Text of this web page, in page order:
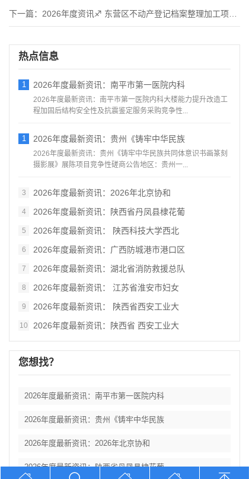
下一篇： 2026年度资讯♐ 东营区不动产登记档案整理加工项目竞争性磋
热点信息
1 2026年度最新资讯：南平市第一医院内科
2026年度最新资讯：南平市第一医院内科大楼能力提升改造工
程加固后结构安全性及抗震鉴定服务采购竞争性...
1 2026年度最新资讯：贵州《铸牢中华民族
2026年度最新资讯：贵州《铸牢中华民族共同体意识书画篆刻
摄影展》展陈项目竞争性磋商公告地区：贵州一...
3 2026年度最新资讯：2026年北京协和
4 2026年度最新资讯：陕西省丹凤县棣花葡
5 2026年度最新资讯： 陕西科技大学西北
6 2026年度最新资讯：广西防城港市港口区
7 2026年度最新资讯：湖北省消防救援总队
8 2026年度最新资讯： 江苏省淮安市妇女
9 2026年度最新资讯： 陕西省西安工业大
10 2026年度最新资讯：陕西省 西安工业大
您想找？
2026年度最新资讯：南平市第一医院内科
2026年度最新资讯：贵州《铸牢中华民族
2026年度最新资讯：2026年北京协和
2026年度最新资讯：陕西省丹凤县棣花葡